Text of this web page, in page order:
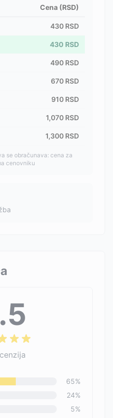
Cena (RSD)
430 RSD
430 RSD
490 RSD
670 RSD
910 RSD
1,070 RSD
1,300 RSD
se obračunava: cena za
cenovniku
65%
24%
5%